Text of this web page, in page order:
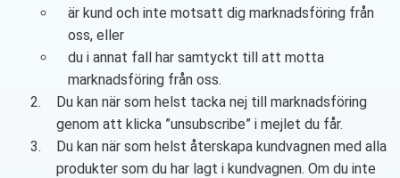
är kund och inte motsatt dig marknadsföring från
oss, eller
du i annat fall har samtyckt till att motta
marknadsföring från oss.
Du kan när som helst tacka nej till marknadsföring
genom att klicka ”unsubscribe” i mejlet du får.
Du kan när som helst återskapa kundvagnen med alla
produkter som du har lagt i kundvagnen. Om du inte